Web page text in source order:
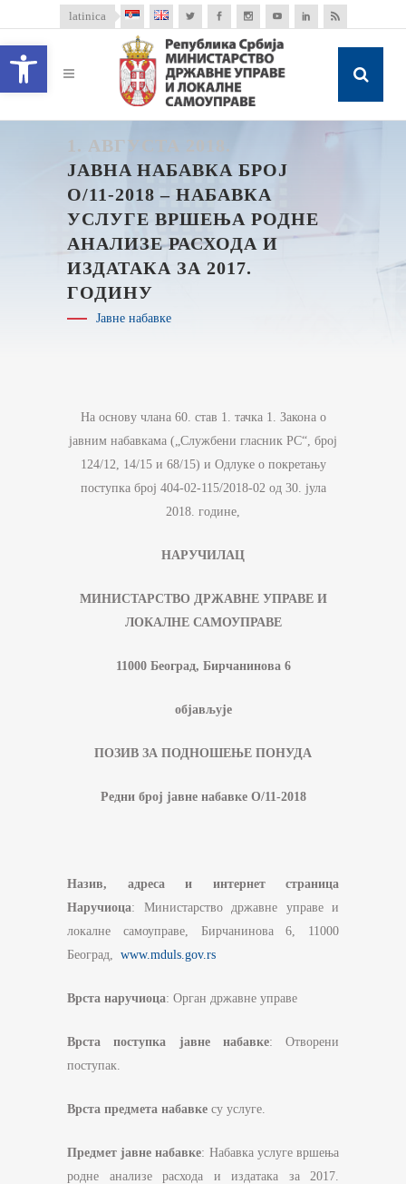
Open toolbar
latinica
1. АВГУСТА 2018.
JАВНA НАБАВКА БРОЈ
О/11-2018 – НАБАВКА
УСЛУГЕ ВРШЕЊА РОДНЕ
АНАЛИЗЕ РАСХОДА И
ИЗДАТАКА ЗА 2017.
ГОДИНУ
Јавне набавке
На основу члана 60. став 1. тачка 1. Закона о
јавним набавкама („Службени гласник РС“, број
124/12, 14/15 и 68/15) и Одлуке о покретању
поступка број 404-02-115/2018-02 од 30. јула
2018. године,
НАРУЧИЛАЦ
МИНИСТАРСТВО ДРЖАВНЕ УПРАВЕ И
ЛОКАЛНЕ САМОУПРАВЕ
11000 Београд, Бирчанинова 6
објављује
ПОЗИВ ЗА ПОДНОШЕЊЕ ПОНУДА
Редни број јавне набавке О/11-2018
Назив, адреса и интернет страница
Наручиоца: Министарство државне управе и
локалне самоуправе, Бирчанинова 6, 11000
Београд, www.mduls.gov.rs
Врста наручиоца: Орган државне управе
Врста поступка јавне набавке: Отворени
поступак.
Врста предмета набавке су услуге.
Предмет јавне набавке: Набавка услуге вршења
родне анализе расхода и издатака за 2017.